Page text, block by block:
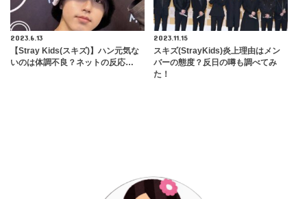
2023.6.13
【Stray Kids(スキズ)】ハン元気な
いのは体調不良？ネットの反応…
2023.11.15
スキズ(StrayKids)炎上理由はメン
バーの態度？反日の噂も調べてみ
た！